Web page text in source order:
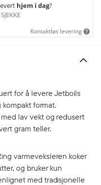
hjem i dag?
Kontaktløs levering
for å levere Jetboils
format.
lav vekt og redusert
gram teller.
varmeveksleren koker
og bruker kun
med tradisjonelle